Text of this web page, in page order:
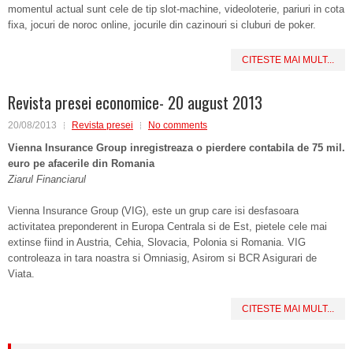
momentul actual sunt cele de tip slot-machine, videoloterie, pariuri in cota
fixa, jocuri de noroc online, jocurile din cazinouri si cluburi de poker.
CITESTE MAI MULT...
Revista presei economice- 20 august 2013
20/08/2013 Revista presei No comments
Vienna Insurance Group inregistreaza o pierdere contabila de 75 mil.
euro pe afacerile din Romania
Ziarul Financiarul
Vienna Insurance Group (VIG), este un grup care isi desfasoara
activitatea preponderent in Europa Centrala si de Est, pietele cele mai
extinse fiind in Austria, Cehia, Slovacia, Polonia si Romania. VIG
controleaza in tara noastra si Omniasig, Asirom si BCR Asigurari de
Viata.
CITESTE MAI MULT...